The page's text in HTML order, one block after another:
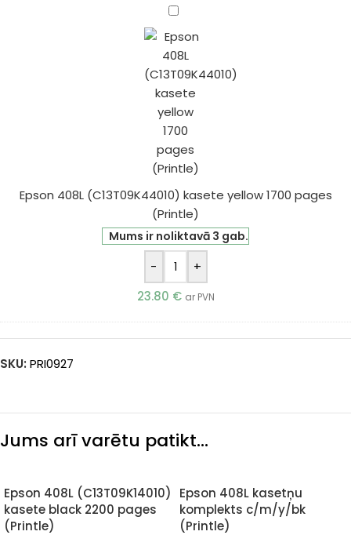
Epson
(C13T09K44010)
kasete
1700
pages
Epson 408L (C13T09K44010) kasete yellow 1700 pages
(Printle)
Mums ir noliktavā 3 gab.
-
+
23.80 € ar PVN
SKU: PRI0927
Jums arī varētu patikt…
Epson 408L (C13T09K14010)
kasete black 2200 pages
(Printle)
Epson 408L kasetņu
komplekts c/m/y/bk
(Printle)